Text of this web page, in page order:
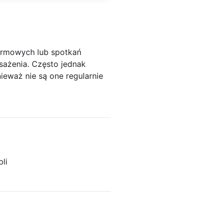
lub spotkań
Często jednak
nie są one regularnie